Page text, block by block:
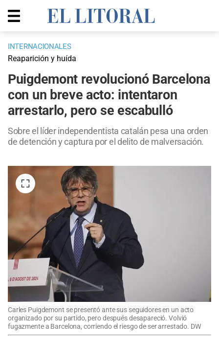
INTERNACIONALES
Reaparición y huída
Puigdemont revolucionó Barcelona
con un breve acto: intentaron
arrestarlo, pero se escabulló
Sobre el líder independentista catalán pesa una orden
de detención y captura por el delito de malversación.
Carles Puigdemont se presentó ante sus seguidores en un acto
organizado por su partido, pero después desapareció. Volvió
fugazmente a Barcelona, corriendo el riesgo de ser arrestado. DW